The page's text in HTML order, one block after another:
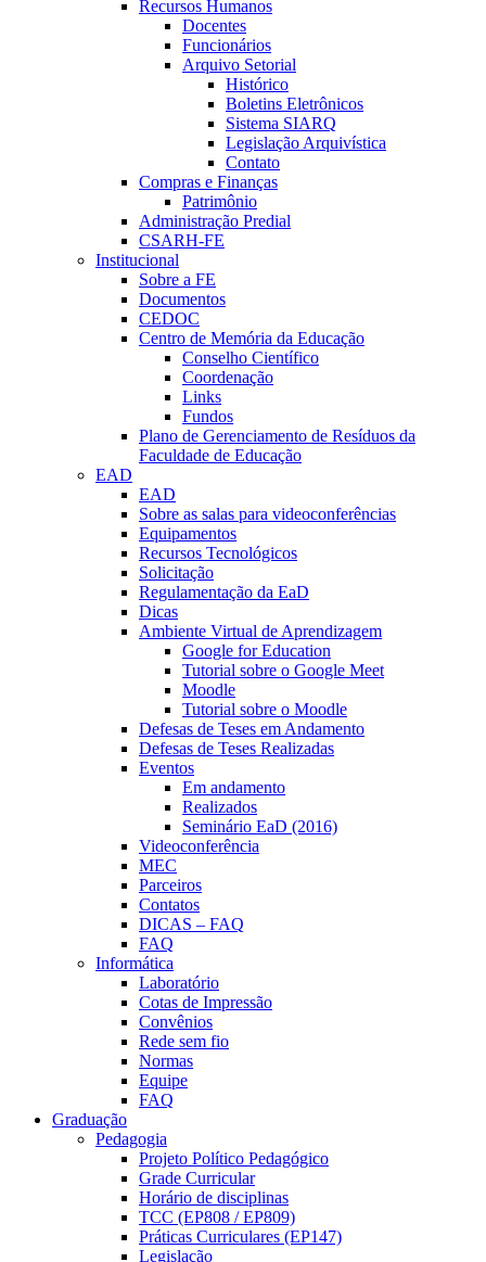
Recursos Humanos
Docentes
Funcionários
Arquivo Setorial
Histórico
Boletins Eletrônicos
Sistema SIARQ
Legislação Arquivística
Contato
Compras e Finanças
Patrimônio
Administração Predial
CSARH-FE
Institucional
Sobre a FE
Documentos
CEDOC
Centro de Memória da Educação
Conselho Científico
Coordenação
Links
Fundos
Plano de Gerenciamento de Resíduos da
Faculdade de Educação
EAD
EAD
Sobre as salas para videoconferências
Equipamentos
Recursos Tecnológicos
Solicitação
Regulamentação da EaD
Dicas
Ambiente Virtual de Aprendizagem
Google for Education
Tutorial sobre o Google Meet
Moodle
Tutorial sobre o Moodle
Defesas de Teses em Andamento
Defesas de Teses Realizadas
Eventos
Em andamento
Realizados
Seminário EaD (2016)
Videoconferência
MEC
Parceiros
Contatos
DICAS – FAQ
FAQ
Informática
Laboratório
Cotas de Impressão
Convênios
Rede sem fio
Normas
Equipe
FAQ
Graduação
Pedagogia
Projeto Político Pedagógico
Grade Curricular
Horário de disciplinas
TCC (EP808 / EP809)
Práticas Curriculares (EP147)
Legislação